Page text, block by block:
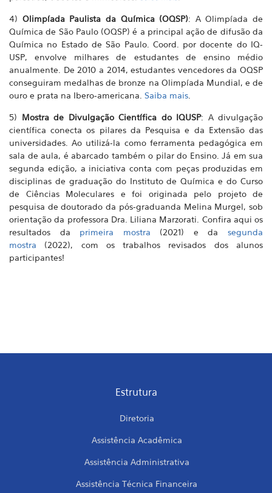
4) Olimpíada Paulista da Química (OQSP): A Olimpíada de
Química de São Paulo (OQSP) é a principal ação de difusão da
Química no Estado de São Paulo. Coord. por docente do IQ-
USP, envolve milhares de estudantes de ensino médio
anualmente. De 2010 a 2014, estudantes vencedores da OQSP
conseguiram medalhas de bronze na Olimpíada Mundial, e de
ouro e prata na Ibero-americana. Saiba mais
5) Mostra de Divulgação Científica do IQUSP: A divulgação
científica conecta os pilares da Pesquisa e da Extensão das
universidades. Ao utilizá-la como ferramenta pedagógica em
sala de aula, é abarcado também o pilar do Ensino. Já em sua
segunda edição, a iniciativa conta com peças produzidas em
disciplinas de graduação do Instituto de Química e do Curso
de Ciências Moleculares e foi originada pelo projeto de
pesquisa de doutorado da pós-graduanda Melina Murgel, sob
orientação da professora Dra. Liliana Marzorati. Confira aqui os
resultados da primeira mostra (2021) e dasegunda
mostra (2022), com os trabalhos revisados dos alunos
participantes!
Estrutura
Diretoria
Assistência Acadêmica
Assistência Administrativa
Assistência Técnica Financeira